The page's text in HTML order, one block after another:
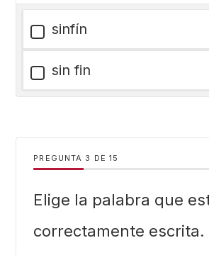
sinfín
sin fin
PREGUNTA DE 15
Elige la palabra que
correctamente escrita.